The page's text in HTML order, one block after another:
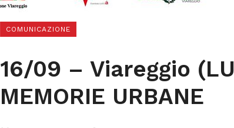
COMUNICAZIONE
16/09 – Viareggio
MEMORIE URBANE